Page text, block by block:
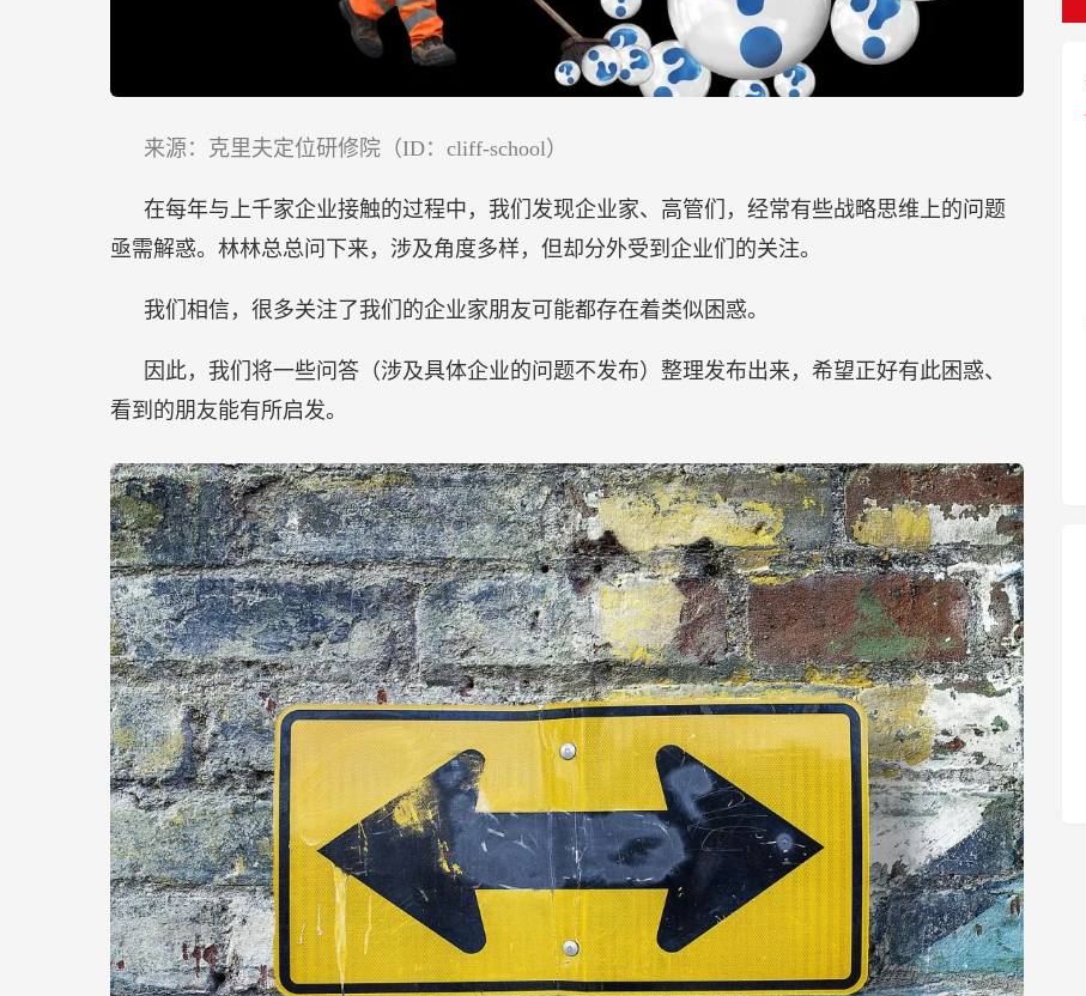
来源：克里夫定位研修院（ID：cliff-school）
在每年与上千家企业接触的过程中，我们发现企业家、高管们，经常有些战略思维上的问题
亟需解惑。林林总总问下来，涉及角度多样，但却分外受到企业们的关注。
我们相信，很多关注了我们的企业家朋友可能都存在着类似困惑。
因此，我们将一些问答（涉及具体企业的问题不发布）整理发布出来，希望正好有此困惑、
看到的朋友能有所启发。